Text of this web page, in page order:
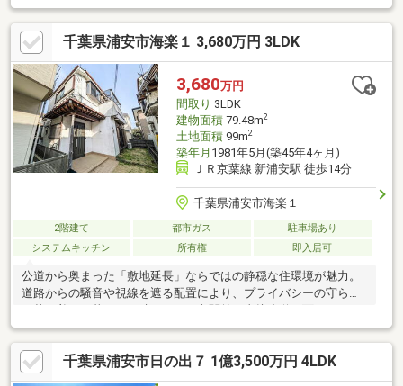
あるカースペース
千葉県浦安市海楽１ 3,680万円 3LDK
3,680万円
間取り 3LDK
建物面積79.48m2
土地面積99m2
築年月 1981年5月(築45年4ヶ月)
ＪＲ京葉線 新浦安駅 徒歩14分
千葉県浦安市海楽１
2階建て 都市ガス
駐車場あり
システムキッチン
所有権 即入居可
公道から奥まった「敷地延長」ならではの静穏な住環境が魅力。
道路からの騒音や視線を遮る配置により、プライバシーの守られ
た落ち着いた暮らしが叶います。玄関前が直接公道に面しておら
ず、お子様の飛び出しリスクも低減される安心の住まいです。南
側の専用庭は、柵を設ければ愛犬がのびのび過ごせるドッグラン
としても活用可能。2018年には水回り設備を一新し、2005年には
対面キッチンへの変更を含む大規模改修も実施済みです。現在は
千葉県浦安市日の出７ 1億3,500万円 4LDK